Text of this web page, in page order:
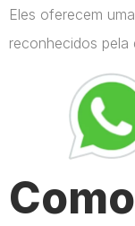
Eles oferecem
reconhecidos pela